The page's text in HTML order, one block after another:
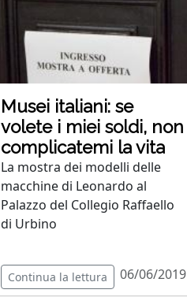
Musei italiani: se
volete i miei soldi, non
complicatemi la vita
La mostra dei modelli delle
macchine di Leonardo al
Palazzo del Collegio Raffaello
di Urbino
Continua la lettura 06/06/2019